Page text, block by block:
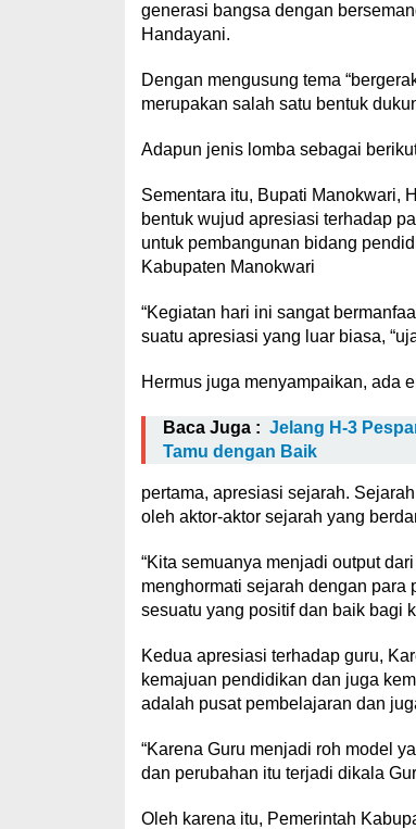
generasi bangsa dengan
Handayani.
Dengan mengusung tema
merupakan salah satu bentuk
Adapun jenis lomba sebagai
Sementara itu, Bupati Manokwari,
bentuk wujud apresiasi terhadap
untuk pembangunan bidang
Kabupaten Manokwari
“Kegiatan hari ini sangat
suatu apresiasi yang luar biasa,
Hermus juga menyampaikan, ada
Baca Juga : Jelang H-3
Tamu dengan Baik
pertama, apresiasi sejarah.
oleh aktor-aktor sejarah yang
“Kita semuanya menjadi output
menghormati sejarah dengan
sesuatu yang positif dan baik bagi
Kedua apresiasi terhadap guru,
kemajuan pendidikan dan juga
adalah pusat pembelajaran dan
“Karena Guru menjadi roh model
dan perubahan itu terjadi dikala
Oleh karena itu, Pemerintah